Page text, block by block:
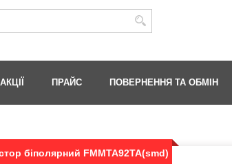
ПРАЙС ПОВЕРНЕННЯ ТА ОБМІН
біполярний FMMTA92TA(smd)